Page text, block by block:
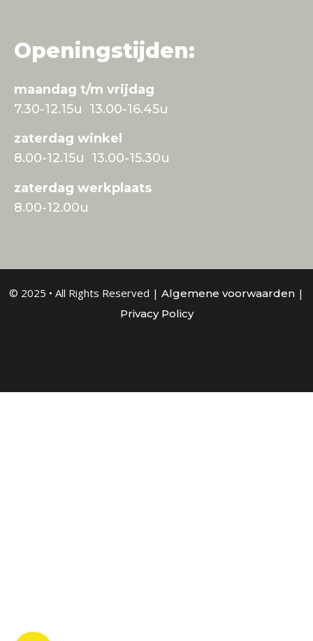
Openingstijden:
maandag t/m vrijdag
7.30-12.15u 13.00-16.45u
zaterdag winkel
8.00-12.15u 13.00-15.30u
zaterdag werkplaats
8.00-12.00u
© 2025 • All Rights Reserved | Algemene voorwaarden |
Privacy Policy